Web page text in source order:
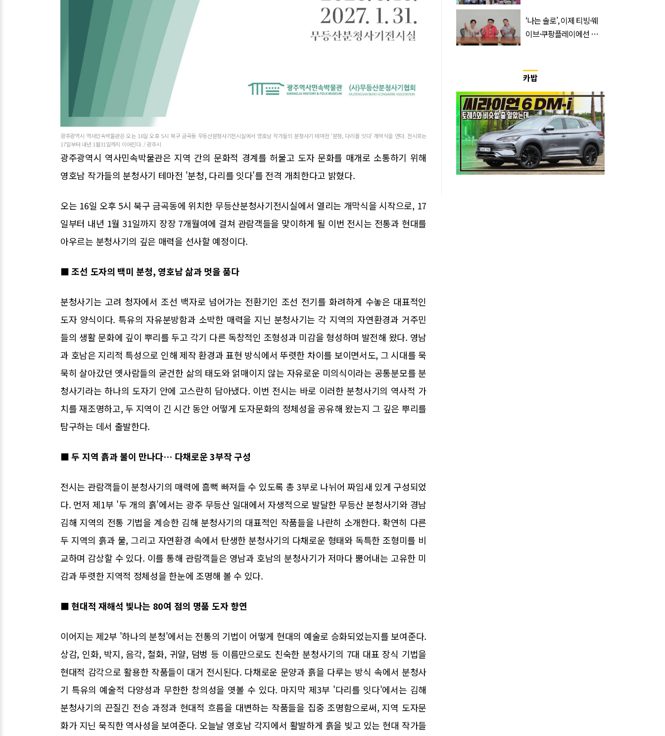
광주광역시 역사민속박물관은 오는 16일 오후 5시 북구 금곡동 무등산분청사기전시실에서 영호남 작가들의 분청사기 테마전 ‘분청, 다리를 잇다’ 개막식을 연다. 전시회는
17일부터 내년 1월31일까지 이어진다. / 광주시
광주광역시 역사민속박물관은 지역 간의 문화적 경계를 허물고 도자 문화를 매개로 소통하기 위해
영호남 작가들의 분청사기 테마전 '분청, 다리를 잇다'를 전격 개최한다고 밝혔다.
오는 16일 오후 5시 북구 금곡동에 위치한 무등산분청사기전시실에서 열리는 개막식을 시작으로, 17
일부터 내년 1월 31일까지 장장 7개월여에 걸쳐 관람객들을 맞이하게 될 이번 전시는 전통과 현대를
아우르는 분청사기의 깊은 매력을 선사할 예정이다.
■ 조선 도자의 백미 분청, 영호남 삶과 멋을 품다
분청사기는 고려 청자에서 조선 백자로 넘어가는 전환기인 조선 전기를 화려하게 수놓은 대표적인
도자 양식이다. 특유의 자유분방함과 소박한 매력을 지닌 분청사기는 각 지역의 자연환경과 거주민
들의 생활 문화에 깊이 뿌리를 두고 각기 다른 독창적인 조형성과 미감을 형성하며 발전해 왔다. 영남
과 호남은 지리적 특성으로 인해 제작 환경과 표현 방식에서 뚜렷한 차이를 보이면서도, 그 시대를 묵
묵히 살아갔던 옛사람들의 굳건한 삶의 태도와 얽매이지 않는 자유로운 미의식이라는 공통분모를 분
청사기라는 하나의 도자기 안에 고스란히 담아냈다. 이번 전시는 바로 이러한 분청사기의 역사적 가
치를 재조명하고, 두 지역이 긴 시간 동안 어떻게 도자문화의 정체성을 공유해 왔는지 그 깊은 뿌리를
탐구하는 데서 출발한다.
■ 두 지역 흙과 불이 만나다… 다채로운 3부작 구성
전시는 관람객들이 분청사기의 매력에 흠뻑 빠져들 수 있도록 총 3부로 나뉘어 짜임새 있게 구성되었
다. 먼저 제1부 '두 개의 흙'에서는 광주 무등산 일대에서 자생적으로 발달한 무등산 분청사기와 경남
김해 지역의 전통 기법을 계승한 김해 분청사기의 대표적인 작품들을 나란히 소개한다. 확연히 다른
두 지역의 흙과 물, 그리고 자연환경 속에서 탄생한 분청사기의 다채로운 형태와 독특한 조형미를 비
교하며 감상할 수 있다. 이를 통해 관람객들은 영남과 호남의 분청사기가 저마다 뿜어내는 고유한 미
감과 뚜렷한 지역적 정체성을 한눈에 조명해 볼 수 있다.
■ 현대적 재해석 빛나는 80여 점의 명품 도자 향연
이어지는 제2부 '하나의 분청'에서는 전통의 기법이 어떻게 현대의 예술로 승화되었는지를 보여준다.
상감, 인화, 박지, 음각, 철화, 귀얄, 덤벙 등 이름만으로도 친숙한 분청사기의 7대 대표 장식 기법을
현대적 감각으로 활용한 작품들이 대거 전시된다. 다채로운 문양과 흙을 다루는 방식 속에서 분청사
기 특유의 예술적 다양성과 무한한 창의성을 엿볼 수 있다. 마지막 제3부 '다리를 잇다'에서는 김해
분청사기의 끈질긴 전승 과정과 현대적 흐름을 대변하는 작품들을 집중 조명함으로써, 지역 도자문
화가 지닌 묵직한 역사성을 보여준다. 오늘날 영호남 각지에서 활발하게 흙을 빚고 있는 현대 작가들
것'
‘나는 솔로’, 이제 티빙·웨
이브·쿠팡플레이에선 못
카밥